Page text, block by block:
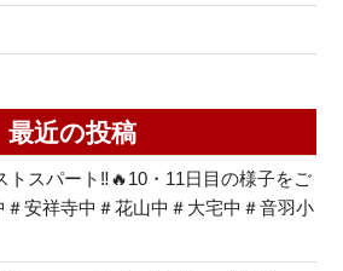
最近の投稿
トスパート‼🔥10・11日目の様子をご
＃安祥寺中＃花山中＃大宅中＃音羽小